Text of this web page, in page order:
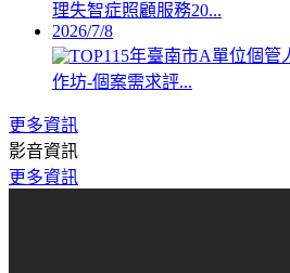
理失智症照顧服務20...
2026/7/8
115年臺南市A單位個管
作坊-個案需求評...
更多資訊
影音資訊
更多資訊